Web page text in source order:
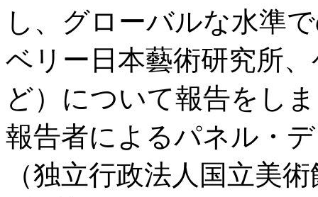
し、グローバルな水準
ベリー日本藝術研究所
ど）について報告をし
報告者によるパネル・
（独立行政法人国立美